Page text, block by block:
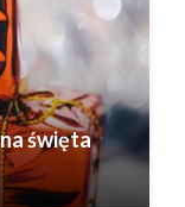
święta